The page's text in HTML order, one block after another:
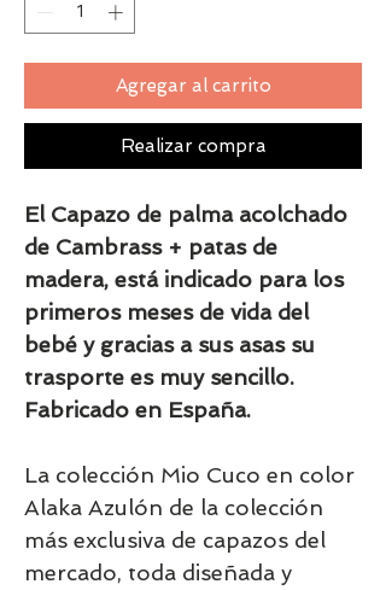
Agregar al carrito
Realizar compra
El Capazo de palma acolchado
de Cambrass + patas de
madera, está indicado para los
primeros meses de vida del
bebé y gracias a sus asas su
trasporte es muy sencillo.
Fabricado en España.
La colección Mio Cuco en color
Alaka Azulón de la colección
más exclusiva de capazos del
mercado, toda diseñada y